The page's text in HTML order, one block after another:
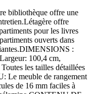
bibliothèque offre une
offre
pour les livres
ouverts dans
:
100,4 cm,
les tailles détaillées
Le meuble de rangement
de 16 mm faciles à